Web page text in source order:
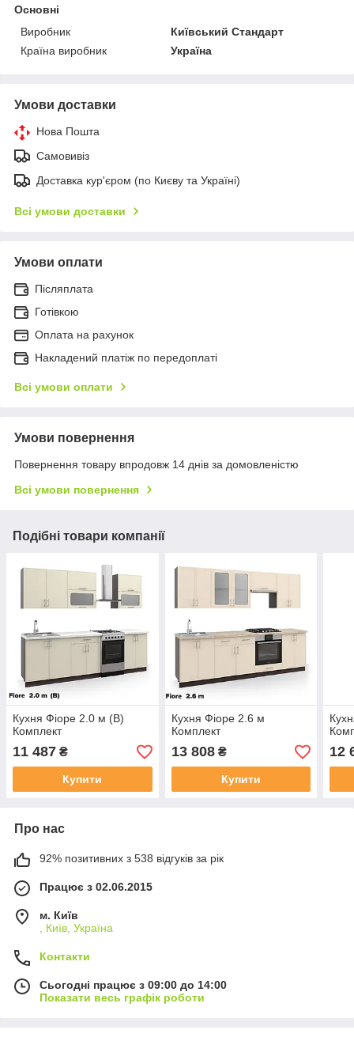
Основні
Виробник
Київський Стандарт
Країна виробник
Україна
Умови доставки
Нова Пошта
Самовивіз
Доставка кур'єром (по Києву та Україні)
Всі умови доставки
Умови оплати
Післяплата
Готівкою
Оплата на рахунок
Накладений платіж по передоплаті
Всі умови оплати
Умови повернення
Повернення товару впродовж 14 днів за домовленістю
Всі умови повернення
Подібні товари компанії
Кухня Фіоре 2.0 м (В)
Комплект
11 487 ₴
Купити
Кухня Фіоре 2.6 м
Комплект
13 808₴
Купити
12
Про нас
92% позитивних з 538 відгуків за рік
Працює з 02.06.2015
м. Київ
, Київ, Україна
Контакти
Сьогодні працює з 09:00 до 14:00
Показати весь графік роботи